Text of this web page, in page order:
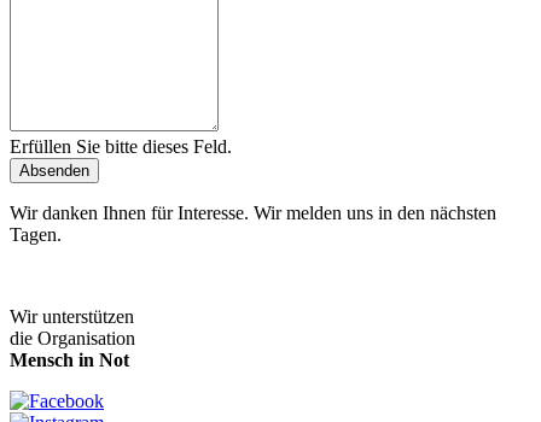
Erfüllen Sie bitte dieses Feld.
Absenden
Wir danken Ihnen für Interesse. Wir melden uns in den nächsten
Tagen.
Wir unterstützen
die Organisation
Mensch in Not